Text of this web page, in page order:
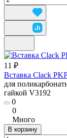
11 ₽
Вставка Clack
для
гайкой V3192
0
0
Много
В корзину